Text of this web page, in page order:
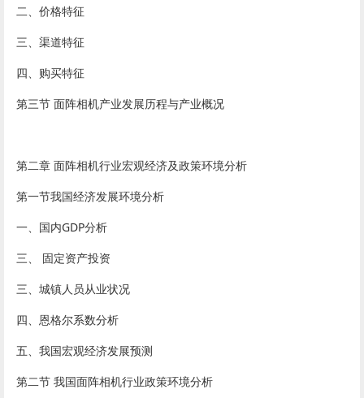
二、价格特征
三、渠道特征
四、购买特征
第三节 面阵相机产业发展历程与产业概况
第二章 面阵相机行业宏观经济及政策环境分析
第一节我国经济发展环境分析
一、国内GDP分析
三、 固定资产投资
三、城镇人员从业状况
四、恩格尔系数分析
五、我国宏观经济发展预测
第二节 我国面阵相机行业政策环境分析